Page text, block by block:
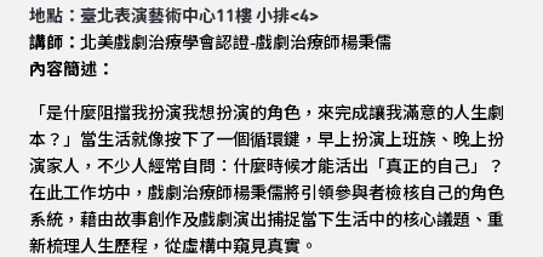
地點：臺北表演藝術中心11樓 小排<4>
講師： 北美戲劇治療學會認證-戲劇治療師楊秉儒
內容簡述：
「是什麼阻擋我扮演我想扮演的角色，來完成讓我滿意的人生劇
本？」當生活就像按下了一個循環鍵，早上扮演上班族、晚上扮
演家人，不少人經常自問：什麼時候才能活出「真正的自己」？
在此工作坊中，戲劇治療師楊秉儒將引領參與者檢核自己的角色
系統，藉由故事創作及戲劇演出捕捉當下生活中的核心議題、重
新梳理人生歷程，從虛構中窺見真實。